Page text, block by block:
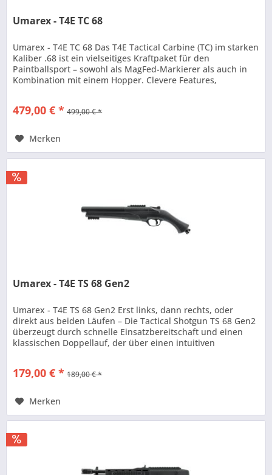
Umarex - T4E TC 68
Umarex - T4E TC 68 Das T4E Tactical Carbine (TC) im starken
Kaliber .68 ist ein vielseitiges Kraftpaket für den
Paintballsport – sowohl als MagFed-Markierer als auch in
Kombination mit einem Hopper. Clevere Features,
479,00 € * 499,00 € *
Merken
Umarex - T4E TS 68 Gen2
Umarex - T4E TS 68 Gen2 Erst links, dann rechts, oder
direkt aus beiden Läufen – Die Tactical Shotgun TS 68 Gen2
überzeugt durch schnelle Einsatzbereitschaft und einen
klassischen Doppellauf, der über einen intuitiven
179,00 € * 189,00 € *
Merken